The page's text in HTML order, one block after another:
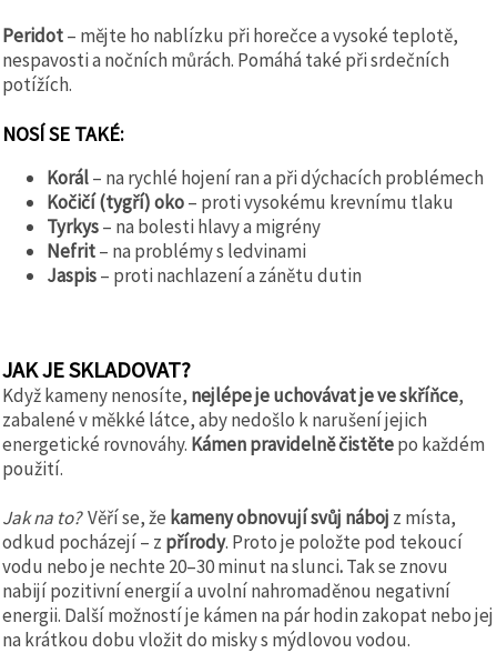
Peridot– mějte ho nablízku při horečce a vysoké teplotě,
nespavosti a nočních můrách. Pomáhá také při srdečních
potížích.
NOSÍ SE TAKÉ:
Korál– na rychlé hojení ran a při dýchacích problémech
Kočičí (tygří) oko– proti vysokému krevnímu tlaku
Tyrkys– na bolesti hlavy a migrény
Nefrit– na problémy s ledvinami
Jaspis– proti nachlazení a zánětu dutin
JAK JE SKLADOVAT?
Když kameny nenosíte, nejlépe je uchovávat je ve skříňce,
zabalené v měkké látce, aby nedošlo k narušení jejich
energetické rovnováhy. Kámen pravidelně čistětepo každém
použití.
Jak na to?Věří se, že kameny obnovují svůj náboj z místa,
odkud pocházejí – z přírody. Proto je položte pod tekoucí
vodu nebo je nechte 20–30 minut na slunci.Tak se znovu
nabijí pozitivní energií a uvolní nahromaděnou negativní
energii. Další možností je kámen na pár hodin zakopat nebo jej
na krátkou dobu vložit do misky s mýdlovou vodou.